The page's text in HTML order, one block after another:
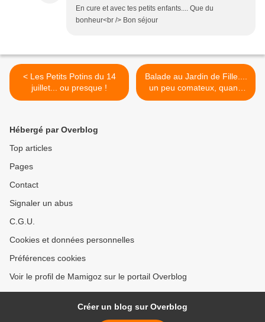
En cure et avec tes petits enfants.... Que du
bonheur<br /> Bon séjour
< Les Petits Potins du 14
juillet... ou presque !
Balade au Jardin de Fille....
un peu comateux, quand
même ! >
Hébergé par Overblog
Top articles
Pages
Contact
Signaler un abus
C.G.U.
Cookies et données personnelles
Préférences cookies
Voir le profil de Mamigoz sur le portail Overblog
Créer un blog sur Overblog